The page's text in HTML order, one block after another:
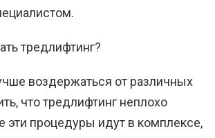
тредлифтинг?
воздержаться от различных
что тредлифтинг неплохо
эти процедуры идут в комплексе,